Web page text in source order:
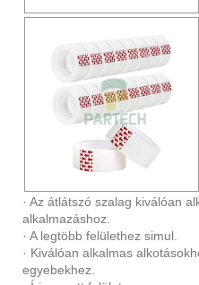
· Az átlátszó szalag kiválóan
alkalmazáshoz.
· A legtöbb felülethez simul.
· Kiválóan alkalmas
egyebekhez.